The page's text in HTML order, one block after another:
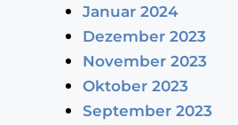
Januar 2024
Dezember 2023
November 2023
Oktober 2023
September 2023